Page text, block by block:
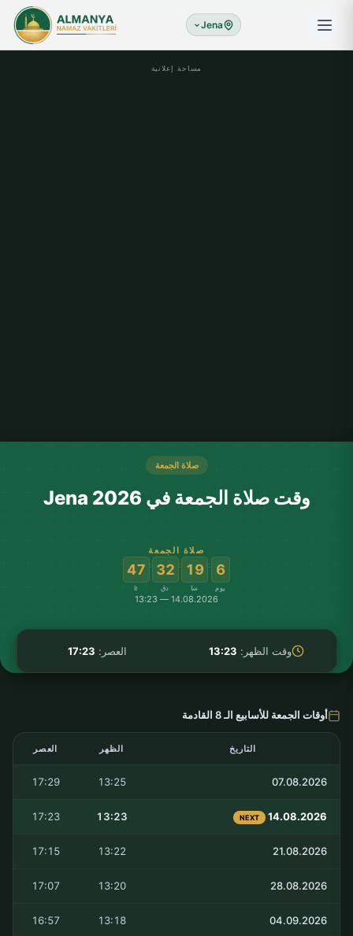
Jena
مساحة إعلانية
صلاة الجمعة
وقت صلاة الجمعة في Jena 2026
صلاة الجمعة
6
يوم
:
19
سا
:
32
دق
:
47
ثا
14.08.2026 — 13:23
وقت الظهر: 13:23 العصر: 17:23
أوقات الجمعة للأسابيع الـ 8 القادمة
التاريخ الظهر العصر
07.08.2026
13:25
17:29
14.08.2026
NEXT
13:23
17:23
21.08.2026
13:22
17:15
28.08.2026
13:20
17:07
04.09.2026
13:18
16:57